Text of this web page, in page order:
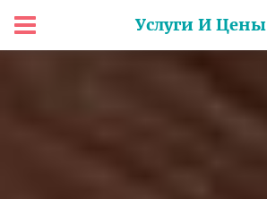
Услуги И Цены